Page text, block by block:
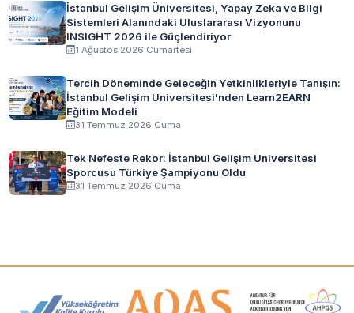
İstanbul Gelişim Üniversitesi, Yapay Zeka ve Bilgi
Sistemleri Alanındaki Uluslararası Vizyonunu
INSIGHT 2026 ile Güçlendiriyor
1 Ağustos 2026 Cumartesi
Tercih Döneminde Geleceğin Yetkinlikleriyle Tanışın:
İstanbul Gelişim Üniversitesi'nden Learn2EARN
Eğitim Modeli
31 Temmuz 2026 Cuma
Tek Nefeste Rekor: İstanbul Gelişim Üniversitesi
Sporcusu Türkiye Şampiyonu Oldu
31 Temmuz 2026 Cuma
Akreditasyon ve Üyelik Logoları